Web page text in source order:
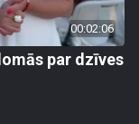
00:02:06
par dzīves